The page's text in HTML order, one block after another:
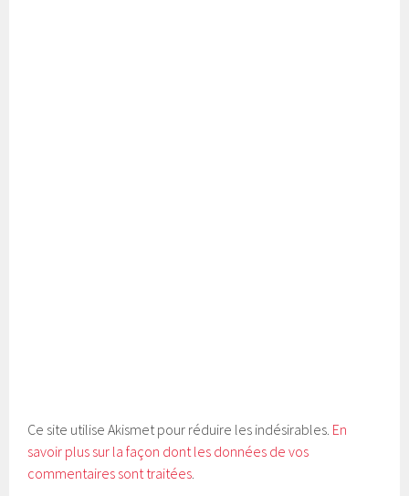
Ce site utilise Akismet pour réduire les indésirables. En
savoir plus sur la façon dont les données de vos
commentaires sont traitées.